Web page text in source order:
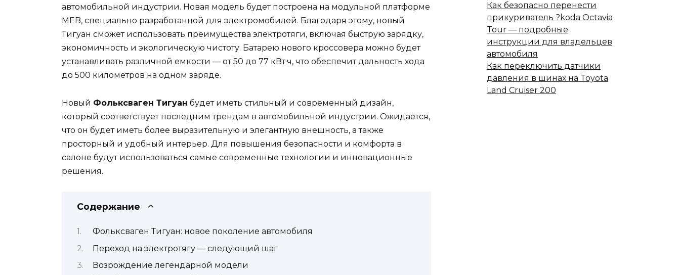
автомобильной индустрии. Новая модель будет построена на модульной платформе
MEB, специально разработанной для электромобилей. Благодаря этому, новый
Тигуан сможет использовать преимущества электротяги, включая быструю зарядку,
экономичность и экологическую чистоту. Батарею нового кроссовера можно будет
устанавливать различной емкости — от 50 до 77 кВт·ч, что обеспечит дальность хода
до 500 километров на одном заряде.
Новый Фольксваген Тигуан будет иметь стильный и современный дизайн,
который соответствует последним трендам в автомобильной индустрии. Ожидается,
что он будет иметь более выразительную и элегантную внешность, а также
просторный и удобный интерьер. Для повышения безопасности и комфорта в
салоне будут использоваться самые современные технологии и инновационные
решения.
Содержание
Фольксваген Тигуан: новое поколение автомобиля
Переход на электротягу — следующий шаг
Возрождение легендарной модели
Как безопасно перенести
прикуриватель ?koda Octavia
Tour — подробные
инструкции для владельцев
автомобиля
Как переключить датчики
давления в шинах на Toyota
Land Cruiser 200